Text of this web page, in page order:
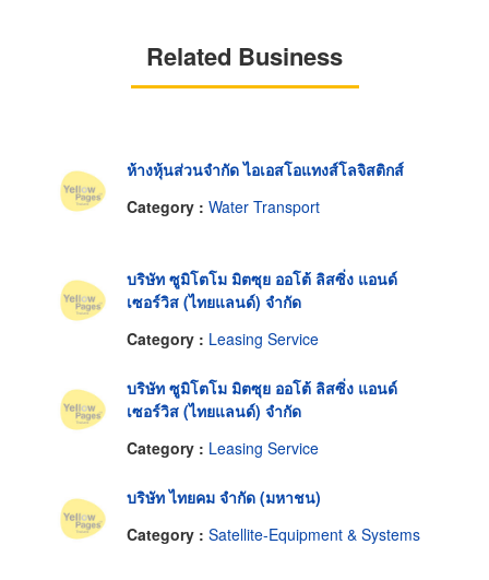
Related Business
ห้างหุ้นส่วนจำกัด ไอเอสโอแทงส์โลจิสติกส์
Category : Water Transport
บริษัท ซูมิโตโม มิตซุย ออโต้ ลิสซิ่ง แอนด์
เซอร์วิส (ไทยแลนด์) จำกัด
Category : Leasing Service
บริษัท ซูมิโตโม มิตซุย ออโต้ ลิสซิ่ง แอนด์
เซอร์วิส (ไทยแลนด์) จำกัด
Category : Leasing Service
บริษัท ไทยคม จำกัด (มหาชน)
Category : Satellite-Equipment & Systems